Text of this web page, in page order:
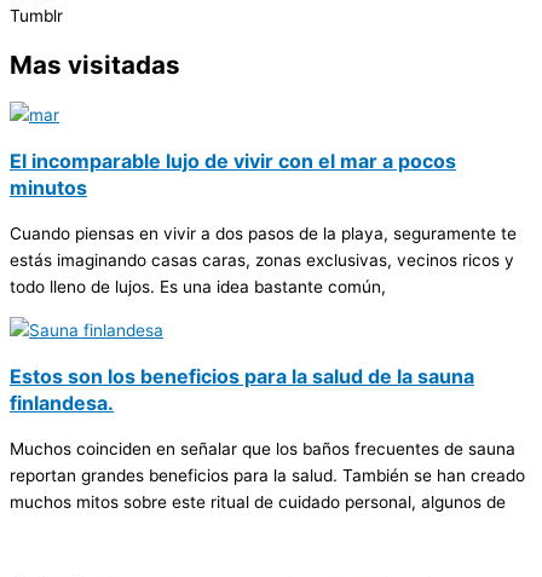
Tumblr
Mas visitadas
El incomparable lujo de vivir con el mar a pocos
minutos
Cuando piensas en vivir a dos pasos de la playa, seguramente te
estás imaginando casas caras, zonas exclusivas, vecinos ricos y
todo lleno de lujos. Es una idea bastante común,
Estos son los beneficios para la salud de la sauna
finlandesa.
Muchos coinciden en señalar que los baños frecuentes de sauna
reportan grandes beneficios para la salud. También se han creado
muchos mitos sobre este ritual de cuidado personal, algunos de